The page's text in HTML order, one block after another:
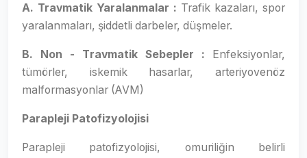
A. Travmatik Yaralanmalar : Trafik kazaları, spor
yaralanmaları, şiddetli darbeler, düşmeler.
B. Non - Travmatik Sebepler : Enfeksiyonlar,
tümörler, iskemik hasarlar, arteriyovenöz
malformasyonlar (AVM)
Parapleji Patofizyolojisi
Parapleji patofizyolojisi, omuriliğin belirli